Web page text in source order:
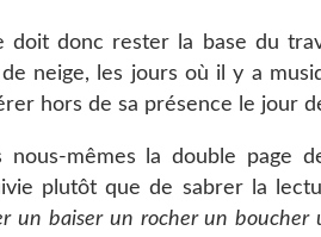
doit donc rester la base du
neige, les jours où il y a
hors de sa présence le jour
nous-mêmes la double page
plutôt que de sabrer la
un baiser un rocher un boucher